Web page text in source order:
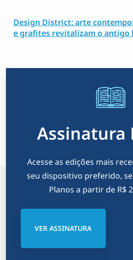
Design District: arte
e grafites revitalizam o
Assinatura
Acesse as edições mais
seu dispositivo preferido,
Planos a partir de R$
VER ASSINATURA